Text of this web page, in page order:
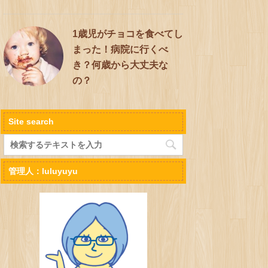
1歳児がチョコを食べてし
まった！病院に行くべ
き？何歳から大丈夫な
の？
Site search
管理人：luluyuyu